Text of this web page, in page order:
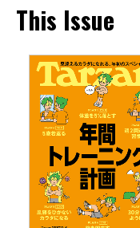
This Issue